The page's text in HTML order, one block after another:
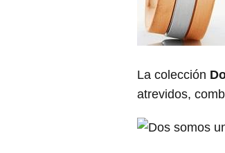
La colección
atrevidos,